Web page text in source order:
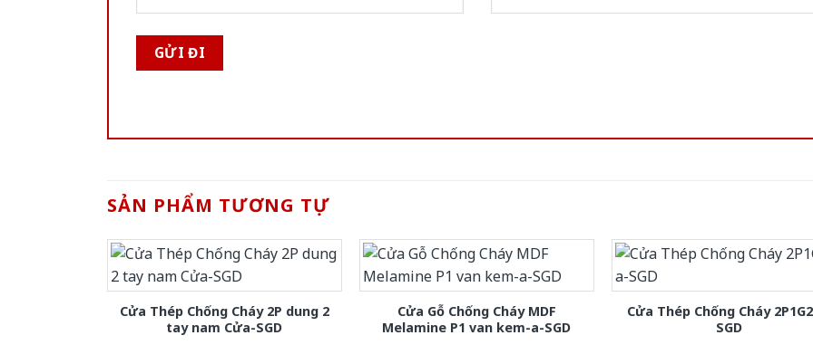
SẢN PHẨM TƯƠNG TỰ
Cửa Thép Chống Cháy 2P dung 2
tay nam Cửa-SGD
Cửa Gỗ Chống Cháy MDF
Melamine P1 van kem-a-SGD
Cửa Thép Chống Cháy
SGD